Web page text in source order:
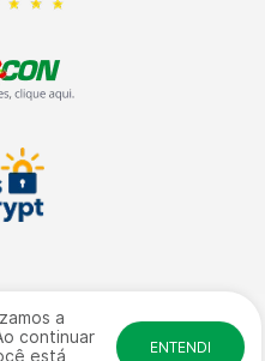
a
continuar
está
ENTENDI
09.504.672/0001-09 | Rua:
fundos - Sala 01 Bairro: Salto